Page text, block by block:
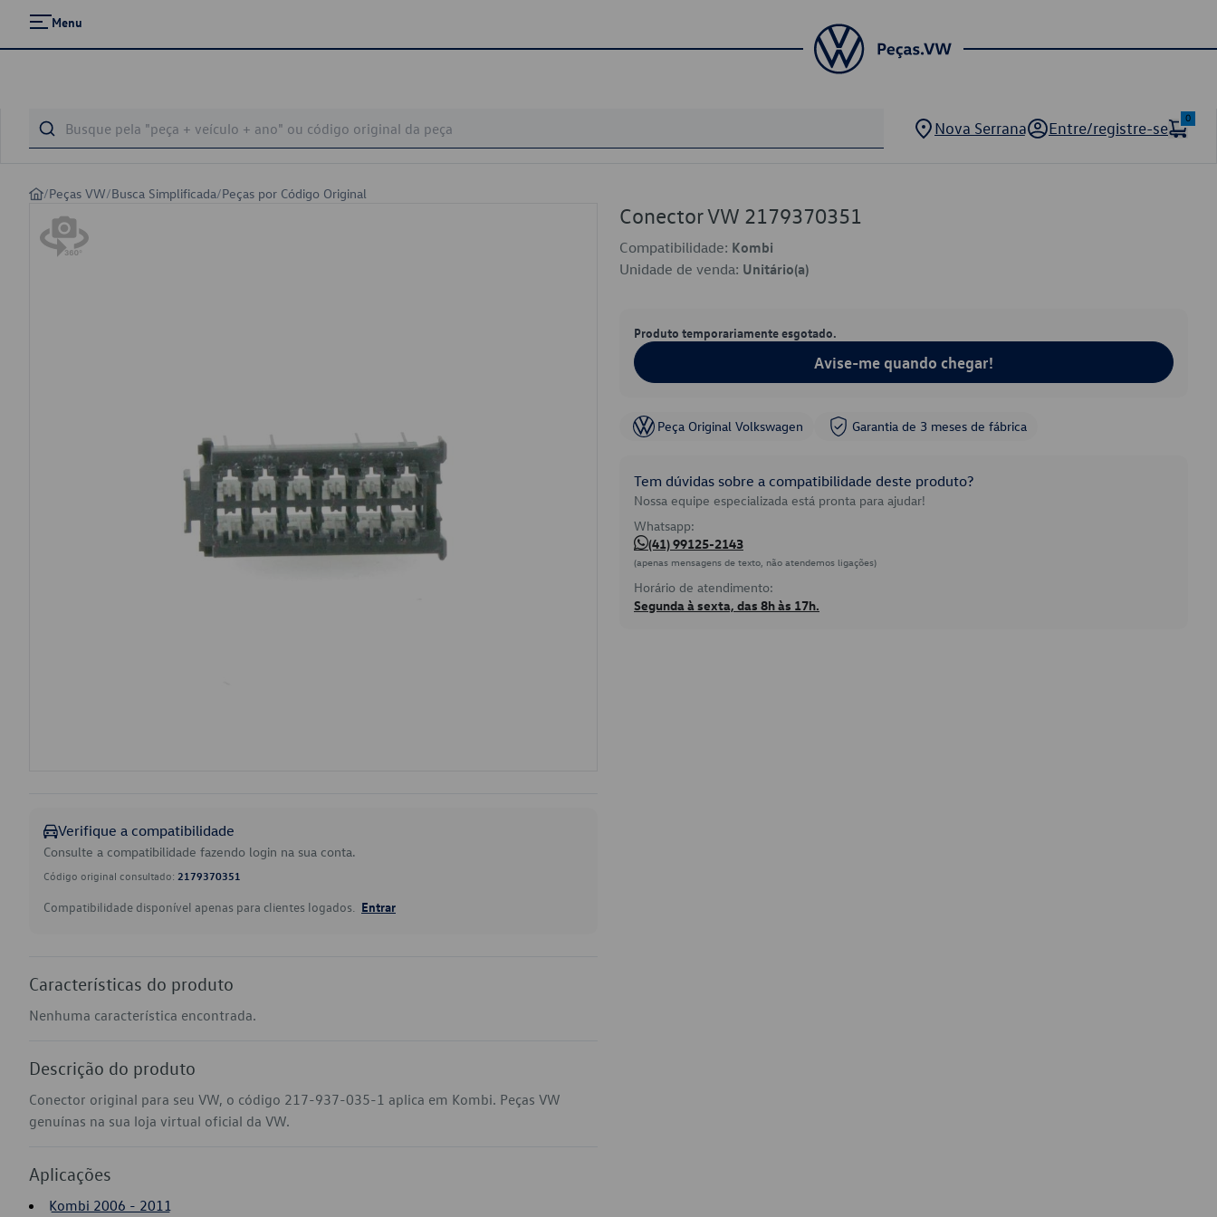
Menu
Nova Serrana Entre/registre-se
0
/Peças VW/Busca Simplificada/Peças por Código Original
Verifique a compatibilidade
Consulte a compatibilidade fazendo login na sua conta.
Código original consultado: 2179370351
Compatibilidade disponível apenas para clientes logados. Entrar
Características do produto
Nenhuma característica encontrada.
Descrição do produto
Conector original para seu VW, o código 217-937-035-1 aplica em Kombi. Peças VW
genuínas na sua loja virtual oficial da VW.
Aplicações
Kombi 2006 - 2011
Conector VW 2179370351
Compatibilidade: Kombi
Unidade de venda: Unitário(a)
Produto temporariamente esgotado.
Avise-me quando chegar!
Peça Original Volkswagen Garantia de 3 meses de fábrica
Tem dúvidas sobre a compatibilidade deste produto?
Nossa equipe especializada está pronta para ajudar!
Whatsapp:
(41) 99125-2143
(apenas mensagens de texto, não atendemos ligações)
Horário de atendimento:
Segunda à sexta, das 8h às 17h.